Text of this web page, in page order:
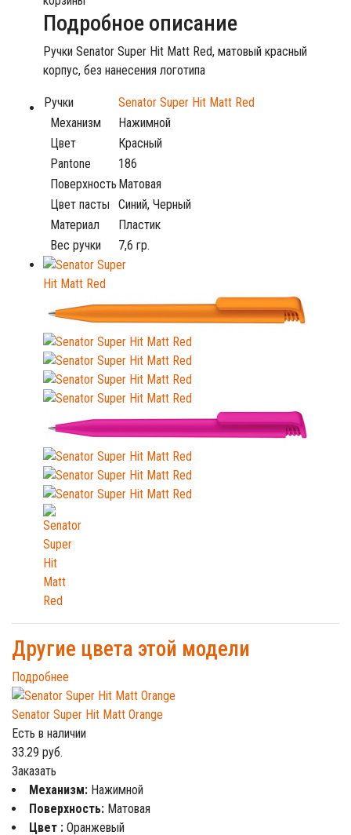
Подробное описание
Ручки Senator Super Hit Matt Red, матовый красный
корпус, без нанесения логотипа
Ручки
Senator Super Hit Matt Red
Механизм
Нажимной
Цвет
Красный
Pantone
186
Поверхность Матовая
Цвет пасты
Синий, Черный
Материал
Пластик
Вес ручки
7,6 гр.
Другие цвета этой модели
Подробнее
Senator Super Hit Matt Orange
Есть в наличии
33.29 руб.
Заказать
Механизм: Нажимной
Поверхность: Матовая
Цвет : Оранжевый